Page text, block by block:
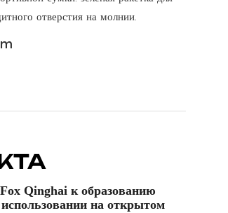
Qinghai к образованию
на открытом